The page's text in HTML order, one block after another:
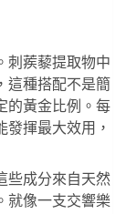
刺蒺藜提取物中
這種搭配不是簡
的黃金比例。每
揮最大效用，
些成分來自天然
就像一支交響樂